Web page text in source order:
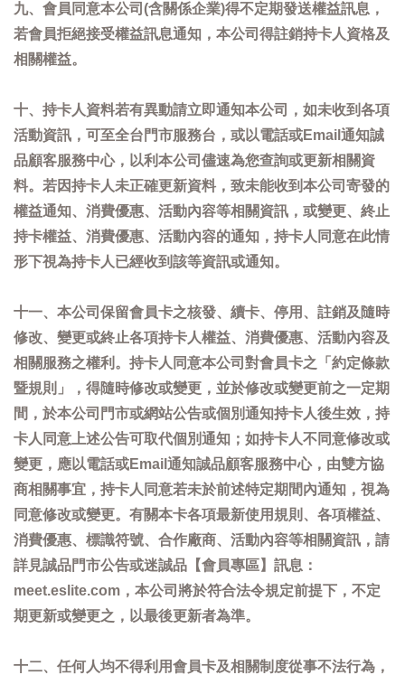
九、會員同意本公司(含關係企業)得不定期發送權益訊息，
若會員拒絕接受權益訊息通知，本公司得註銷持卡人資格及
相關權益。
十、持卡人資料若有異動請立即通知本公司，如未收到各項
活動資訊，可至全台門市服務台，或以電話或Email通知誠
品顧客服務中心，以利本公司儘速為您查詢或更新相關資
料。若因持卡人未正確更新資料，致未能收到本公司寄發的
權益通知、消費優惠、活動內容等相關資訊，或變更、終止
持卡權益、消費優惠、活動內容的通知，持卡人同意在此情
形下視為持卡人已經收到該等資訊或通知。
十一、本公司保留會員卡之核發、續卡、停用、註銷及隨時
修改、變更或終止各項持卡人權益、消費優惠、活動內容及
相關服務之權利。持卡人同意本公司對會員卡之「約定條款
暨規則」，得隨時修改或變更，並於修改或變更前之一定期
間，於本公司門市或網站公告或個別通知持卡人後生效，持
卡人同意上述公告可取代個別通知；如持卡人不同意修改或
變更，應以電話或Email通知誠品顧客服務中心，由雙方協
商相關事宜，持卡人同意若未於前述特定期間內通知，視為
同意修改或變更。有關本卡各項最新使用規則、各項權益、
消費優惠、標識符號、合作廠商、活動內容等相關資訊，請
詳見誠品門市公告或迷誠品【會員專區】訊息：
meet.eslite.com，本公司將於符合法令規定前提下，不定
期更新或變更之，以最後更新者為準。
十二、任何人均不得利用會員卡及相關制度從事不法行為，